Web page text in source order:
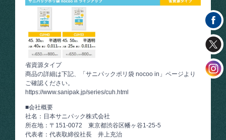
省資源タイプ
商品の詳細は下記、「サニパックポリ袋 nocoo in」ページより
ご確認ください。
https://www.sanipak.jp/series/cuh.html
■会社概要
社名：日本サニパック株式会社
所在地：〒151-0072 東京都渋谷区幡ヶ谷1-25-5
代表者：代表取締役社長 井上充治